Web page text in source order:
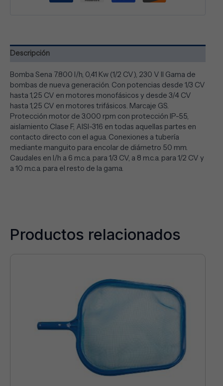
Descripción
Bomba Sena 7.800 l/h, 0,41 Kw (1/2 CV), 230 V II Gama de
bombas de nueva generación. Con potencias desde 1/3 CV
hasta 1,25 CV en motores monofásicos y desde 3/4 CV
hasta 1,25 CV en motores trifásicos. Marcaje GS.
Protección motor de 3.000 rpm con protección IP-55,
aislamiento Clase F, AISI-316 en todas aquellas partes en
contacto directo con el agua. Conexiones a tubería
mediante manguito para encolar de diámetro 50 mm.
Caudales en l/h a 6 m.c.a. para 1/3 CV, a 8 m.c.a. para 1/2 CV y
a 10 m.c.a. para el resto de la gama.
Productos relacionados